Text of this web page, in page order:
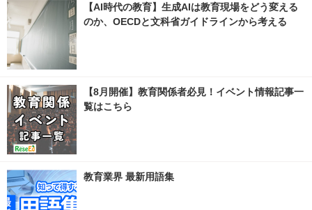
【AI時代の教育】生成AIは教育現場をどう変える
のか、OECDと文科省ガイドラインから考える
【8月開催】教育関係者必見！イベント情報記事一
覧はこちら
教育業界 最新用語集